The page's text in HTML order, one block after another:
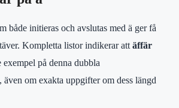
både initieras och avslutas med ä ger få
Kompletta listor indikerar att äffär
exempel på denna dubbla
om exakta uppgifter om dess längd